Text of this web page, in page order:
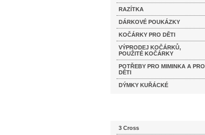
RAZÍTKA
DÁRKOVÉ POUKÁZKY
KOČÁRKY PRO DĚTI
VÝPRODEJ KOČÁRKŮ,
POUŽITÉ KOČÁRKY
POTŘEBY PRO MIMINKA A PRO
DĚTI
DÝMKY KUŘÁCKÉ
3 Cross